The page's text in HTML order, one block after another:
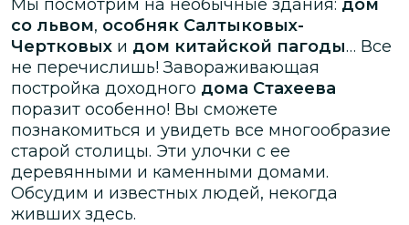
Мы посмотрим на необычные здания: дом
со львом, особняк Салтыковых-
Чертковых и дом китайской пагоды… Все
не перечислишь! Завораживающая
постройка доходного дома Стахеева
поразит особенно! Вы сможете
познакомиться и увидеть все многообразие
старой столицы. Эти улочки с ее
деревянными и каменными домами.
Обсудим и известных людей, некогда
живших здесь.